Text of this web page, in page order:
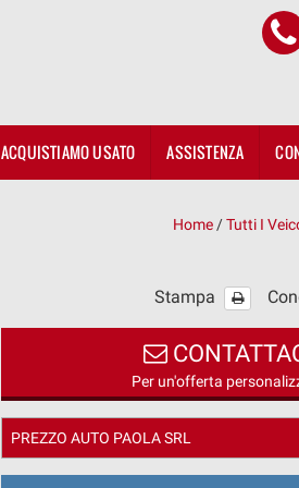
ACQUISTIAMO USATO ASSISTENZA
Home /Tutti I
Stampa
Per un'offerta
PREZZO AUTO PAOLA SRL